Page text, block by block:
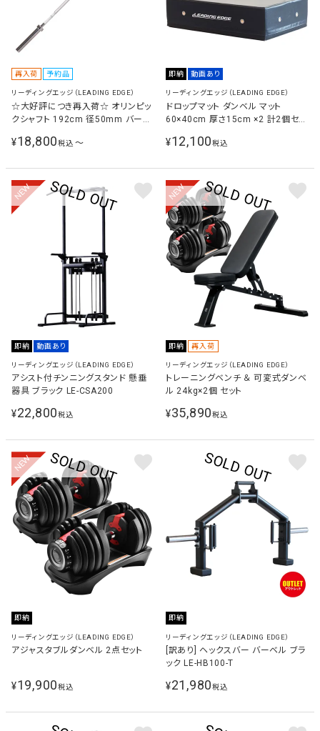
再入荷 予約品
リーディングエッジ（LEADING EDGE）
☆大好評につき再入荷☆ オリンピッ
クシャフト 192cm 径50mm バーベ
¥18,800税込 〜
即納 動画あり
リーディングエッジ（LEADING EDGE）
ドロップマット ダンベル マット
60×40cm 厚さ15cm ×2 計2個セッ
M60 BK
¥12,100税込
NEW
即納 動画あり
リーディングエッジ（LEADING EDGE）
アシスト付チンニングスタンド 懸垂
器具 ブラック LE-CSA200
¥22,800税込
NEW
即納 再入荷
リーディングエッジ（LEADING EDGE）
トレーニングベンチ ＆ 可変式ダンベ
ル 24kg×2個 セット
¥35,890税込
NEW
即納
リーディングエッジ（LEADING EDGE）
アジャスタブルダンベル 2点セット
¥19,900税込
即納
リーディングエッジ（LEADING EDGE）
[訳あり] ヘックスバー バーベル ブラ
ック LE-HB100-T
¥21,980税込